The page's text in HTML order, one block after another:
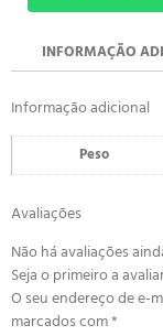
INFORMAÇÃO
Informação adicional
Peso
Avaliações
Não há avaliações
Seja o primeiro a
O seu endereço de e-
marcados com*